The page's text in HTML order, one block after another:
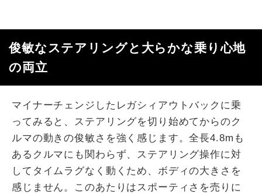
俊敏なステアリングと大らかな乗り心地
の両立
マイナーチェンジしたレガシィアウトバックに乗
ってみると、ステアリングを切り始めてからのク
ルマの動きの俊敏さを強く感じます。全長4.8mも
あるクルマにも関わらず、ステアリング操作に対
してタイムラグなく動くため、ボディの大きさを
感じません。このあたりはスポーティさを売りに